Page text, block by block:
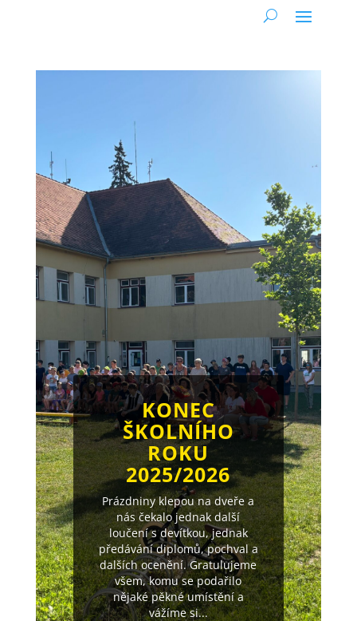
KONEC
ŠKOLNÍHO
ROKU
2025/2026
Prázdniny klepou na dveře a
nás čekalo jednak další
loučení s devítkou, jednak
předávání diplomů, pochval a
dalších ocenění. Gratulujeme
všem, komu se podařilo
nějaké pěkné umístění a
vážíme si...